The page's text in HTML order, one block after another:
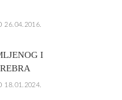
26.04.2016.
I
18.01.2024.